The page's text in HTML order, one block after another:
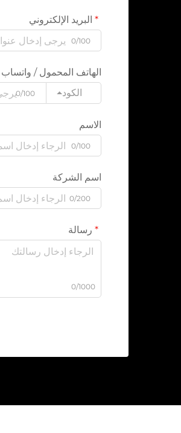
البريد الإلكتروني
0/100
الهاتف المحمول / واتساب
الكود
0/100
الاسم
0/100
اسم الشركة
0/200
رسالة
0/1000